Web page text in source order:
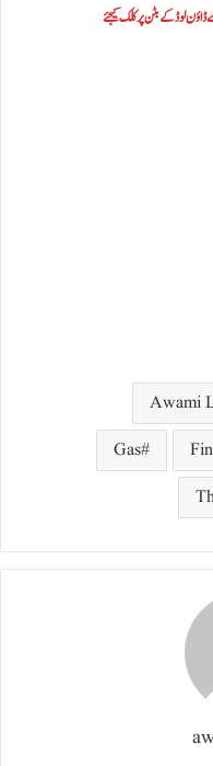
لوڈ کے بٹن پر کلک کیجئے
Awami
Gas